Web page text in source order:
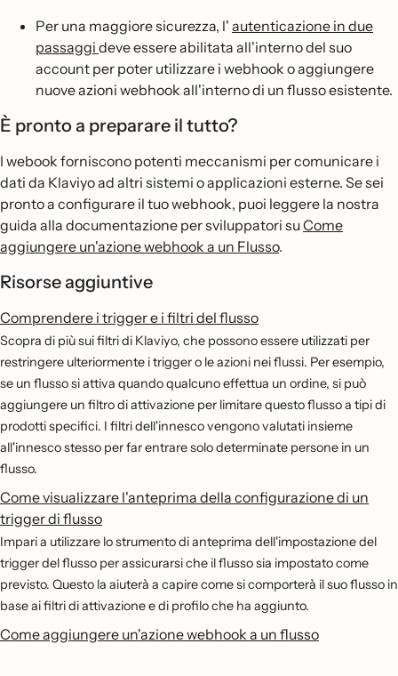
Per una maggiore sicurezza, l' autenticazione in due
passaggi deve essere abilitata all'interno del suo
account per poter utilizzare i webhook o aggiungere
nuove azioni webhook all'interno di un flusso esistente.
È pronto a preparare il tutto?
I webook forniscono potenti meccanismi per comunicare i
dati da Klaviyo ad altri sistemi o applicazioni esterne. Se sei
pronto a configurare il tuo webhook, puoi leggere la nostra
guida alla documentazione per sviluppatori suCome
aggiungere un'azione webhook a un Flusso.
Risorse aggiuntive
Comprendere i trigger e i filtri del flusso
Scopra di più sui filtri di Klaviyo, che possono essere utilizzati per
restringere ulteriormente i trigger o le azioni nei flussi. Per esempio,
se un flusso si attiva quando qualcuno effettua un ordine, si può
aggiungere un filtro di attivazione per limitare questo flusso a tipi di
prodotti specifici. I filtri dell'innesco vengono valutati insieme
all'innesco stesso per far entrare solo determinate persone in un
flusso.
Come visualizzare l'anteprima della configurazione di un
trigger di flusso
Impari a utilizzare lo strumento di anteprima dell'impostazione del
trigger del flusso per assicurarsi che il flusso sia impostato come
previsto. Questo la aiuterà a capire come si comporterà il suo flusso in
base ai filtri di attivazione e di profilo che ha aggiunto.
Come aggiungere un'azione webhook a un flusso